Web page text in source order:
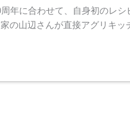
年に合わせて、自身初のレ
の山辺さんが直接アグリキ